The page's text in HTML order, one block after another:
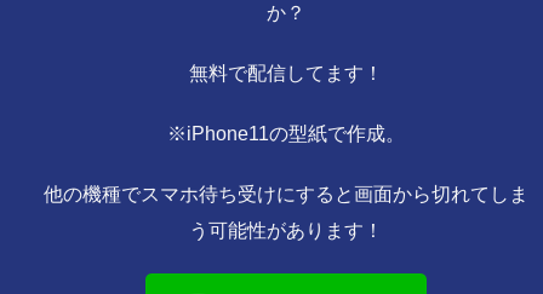
か？
無料で配信してます！
※iPhone11の型紙で作成。
他の機種でスマホ待ち受けにすると画面から切れてしま
う可能性があります！